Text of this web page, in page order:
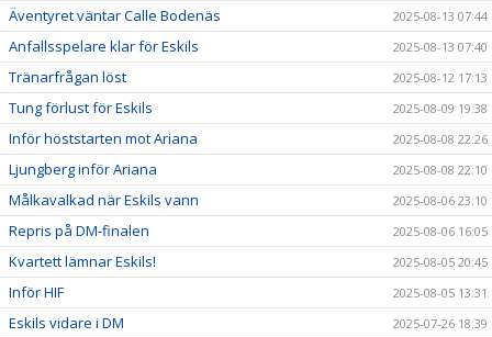
Äventyret väntar Calle Bodenäs 2025-08-13 07:44
Anfallsspelare klar för Eskils 2025-08-13 07:40
Tränarfrågan löst 2025-08-12 17:13
Tung förlust för Eskils 2025-08-09 19:38
Inför höststarten mot Ariana 2025-08-08 22:26
Ljungberg inför Ariana 2025-08-08 22:10
Målkavalkad när Eskils vann 2025-08-06 23:10
Repris på DM-finalen 2025-08-06 16:05
Kvartett lämnar Eskils! 2025-08-05 20:45
Inför HIF 2025-08-05 13:31
Eskils vidare i DM 2025-07-26 18:39